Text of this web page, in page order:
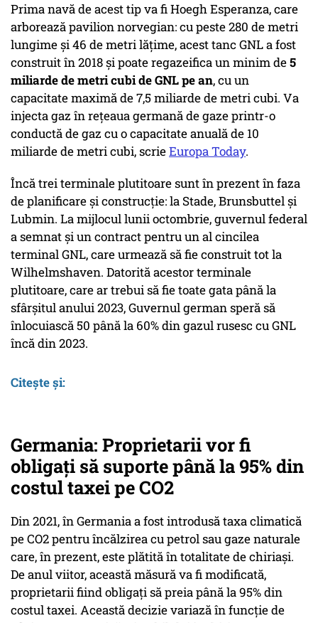
Prima navă de acest tip va fiHoegh Esperanza, care
arborează pavilion norvegian: cu peste 280 de metri
lungime și 46 de metri lățime, acest tanc GNL a fost
construit în 2018 și poate regazeifica un minim de5
miliarde de metri cubi de GNL pe an, cu un
capacitate maximă de 7,5 miliarde de metri cubi. Va
injecta gaz în rețeaua germană de gaze printr-o
conductă de gaz cu o capacitate anuală de 10
miliarde de metri cubi, scrieEuropa Today.
Încă trei terminale plutitoare sunt în prezent în faza
de planificare și construcție: la Stade, Brunsbuttel și
Lubmin. La mijlocul lunii octombrie, guvernul federal
a semnat și un contract pentru un al cincilea
terminal GNL, care urmează să fie construit tot la
Wilhelmshaven. Datorită acestor terminale
plutitoare, care ar trebui să fie toate gata până la
sfârșitul anului 2023, Guvernul german speră să
înlocuiască 50 până la 60% din gazul rusesc cu GNL
încă din 2023.
Citește și:
Germania: Proprietarii vor fi
obligați să suporte până la 95% din
costul taxei pe CO2
Din 2021, în Germania a fost introdusă taxa climatică
pe CO2 pentru încălzirea cu petrol sau gaze naturale
care, în prezent, este plătită în totalitate de chiriași.
De anul viitor, această măsură va fi modificată,
proprietarii fiind obligați să preia până la 95% din
costul taxei. Această decizie variază în funcție de